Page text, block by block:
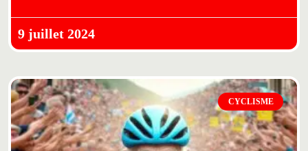
9 juillet 2024
CYCLISME